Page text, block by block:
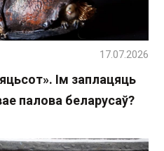
Ім заплацяць
палова беларусаў?
17.07.2026